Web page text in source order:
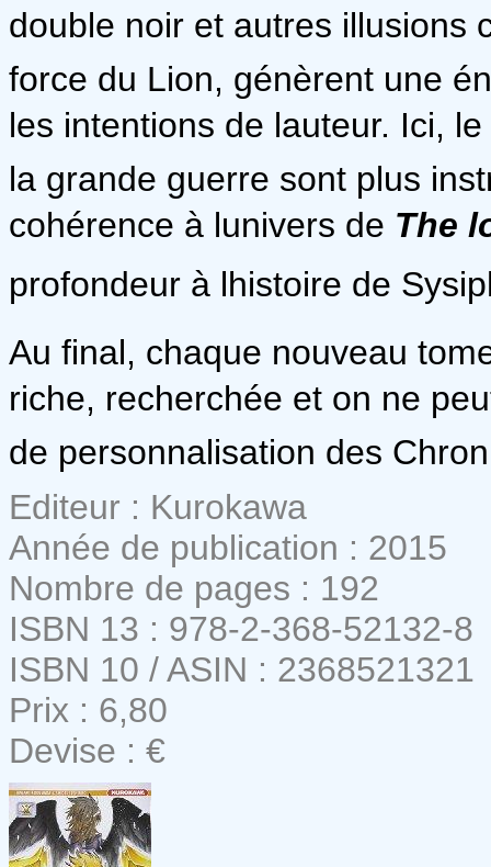
double noir et autres illusions
force du Lion, génèrent une
les intentions de lauteur. Ici,
la grande guerre sont plus
cohérence à lunivers de The
profondeur à lhistoire de
Au final, chaque nouveau
riche, recherchée et on ne
de personnalisation des
Editeur : Kurokawa
Année de publication : 2015
Nombre de pages : 192
ISBN 13 : 978-2-368-52132-8
ISBN 10 / ASIN : 2368521321
Prix : 6,80
Devise : €